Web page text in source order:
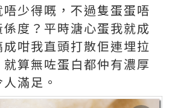
少得嘅，不過隻蛋蛋唔
度？平時溏心蛋我就成
咁我直頭打散佢連埋拉
算無咗蛋白都仲有濃厚
滿足。